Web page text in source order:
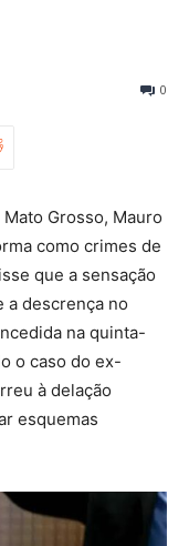
0
Grosso, Mauro
como crimes de
que a sensação
a descrença no
na quinta-
o caso do ex-
à delação
esquemas